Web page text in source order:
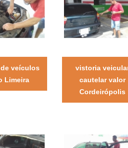
veículos
Limeira
vistoria
cautelar valor
Cordeirópolis